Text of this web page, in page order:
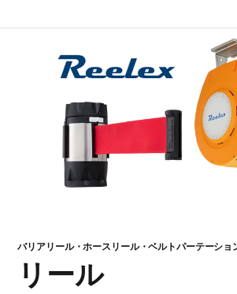
バリアリール・ホースリール・ベルトパーテーショ
リール